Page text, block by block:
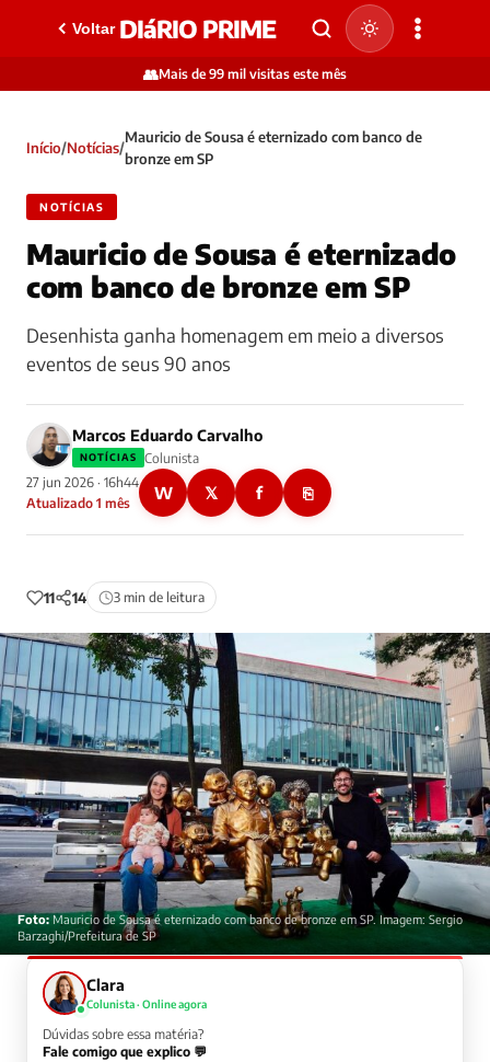
Voltar DIáRIO PRIME
👥Mais de 99 mil visitas este mês
Início/Notícias/
Mauricio de Sousa é eternizado com banco de
bronze em SP
NOTÍCIAS
Mauricio de Sousa é eternizado
com banco de bronze em SP
Desenhista ganha homenagem em meio a diversos
eventos de seus 90 anos
Marcos Eduardo Carvalho
NOTÍCIAS
Colunista
27 jun 2026 · 16h44
Atualizado 1 mês
W 𝕏 f ⎘
11 14 3 min de leitura
Foto: Mauricio de Sousa é eternizado com banco de bronze em SP. Imagem: Sergio
Barzaghi/Prefeitura de SP
Clara
Colunista · Online agora
Dúvidas sobre essa matéria?
Fale comigo que explico 💬